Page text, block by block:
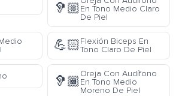
🦻🏼En Tono Medio Claro
De Piel
💪🏻Flexión Biceps En
Tono Claro De Piel
🦻🏾
Oreja Con Audífono
En Tono Medio
Moreno De Piel